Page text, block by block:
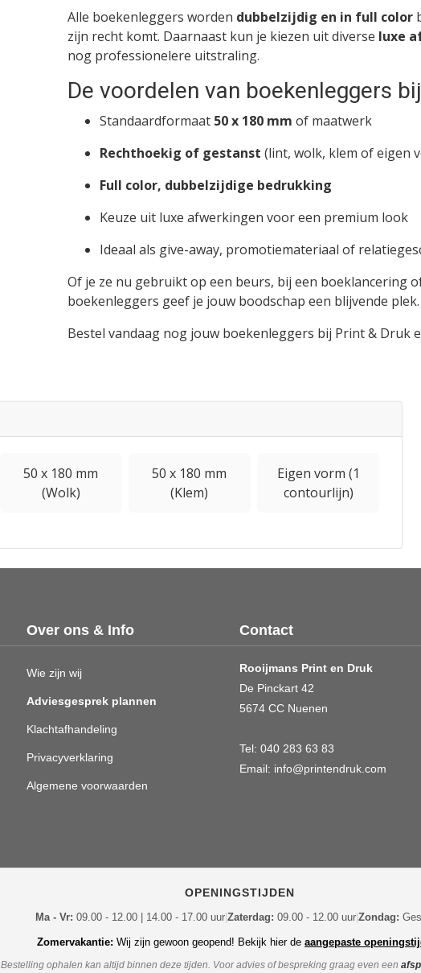
Alle boekenleggers worden dubbelzijdig en in full color
zijn recht komt. Daarnaast kun je kiezen uit diverse luxe
nog professionelere uitstraling.
De voordelen van boekenleggers
Standaardformaat 50 x 180 mm of maatwerk
Rechthoekig of gestanst (lint, wolk, klem of eigen
Full color, dubbelzijdige bedrukking
Keuze uit luxe afwerkingen voor een premium look
Ideaal als give-away, promotiemateriaal of
Of je ze nu gebruikt op een beurs, bij een boeklancering
boekenleggers geef je jouw boodschap een blijvende plek.
Bestel vandaag nog jouw boekenleggers bij Print & Druk
50 x 180 mm
(Wolk)
50 x 180 mm
(Klem)
Eigen vorm (1
contourlijn)
Over ons & Info
Wie zijn wij
Adviesgesprek plannen
Klachtafhandeling
Privacyverklaring
Algemene voorwaarden
Contact
Rooijmans Print en Druk
De Pinckart 42
5674 CC Nuenen
Tel: 040 283 63 83
Email: info@printendruk.com
OPENINGSTIJDEN
Ma - Vr: 09.00 - 12.00 | 14.00 - 17.00 uur| Zaterdag: 09.00 - 12.00 uur| Zondag:
Zomervakantie: Wij zijn gewoon geopend! Bekijk hier de aangepaste
Bestelling ophalen kan altijd binnen deze tijden. Voor advies of bespreking graag even een